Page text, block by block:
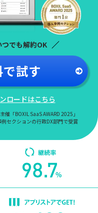
でも解約OK
で試す
ロードはこちら
「BOXIL SaaS AWARD 2025」
例セクションの行政DX部門で受賞